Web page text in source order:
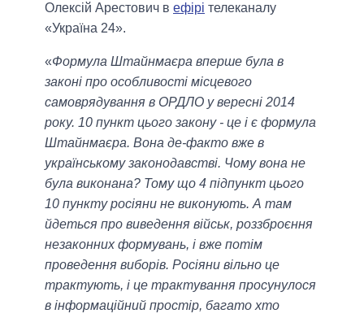
Олексій Арестович в ефірі телеканалу
«Україна 24».
«Формула Штайнмаєра вперше була в
законі про особливості місцевого
самоврядування в ОРДЛО у вересні 2014
року. 10 пункт цього закону - це і є формула
Штайнмаєра. Вона де-факто вже в
українському законодавстві. Чому вона не
була виконана? Тому що 4 підпункт цього
10 пункту росіяни не виконують. А там
йдеться про виведення військ, роззброєння
незаконних формувань, і вже потім
проведення виборів. Росіяни вільно це
трактують, і це трактування просунулося
в інформаційний простір, багато хто